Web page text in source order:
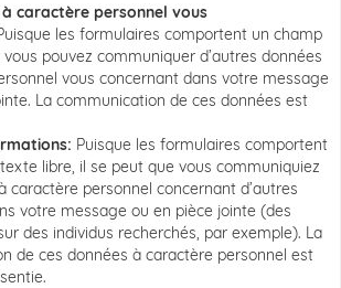
à caractère personnel vous
les formulaires comportent un champ
pouvez communiquer d’autres données
vous concernant dans votre message
La communication de ces données est
Puisque les formulaires comportent
libre, il se peut que vous communiquiez
caractère personnel concernant d’autres
votre message ou en pièce jointe (des
des individus recherchés, par exemple). La
de ces données à caractère personnel est